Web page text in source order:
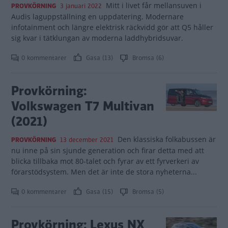
PROVKÖRNING 3 januari 2022 Mitt i livet får mellansuven i
Audis laguppställning en uppdatering. Modernare
infotainment och längre elektrisk räckvidd gör att Q5 håller
sig kvar i tätklungan av moderna laddhybridsuvar.
0 kommentarer Gasa (13) Bromsa (6)
Provkörning:
Volkswagen T7 Multivan
(2021)
PROVKÖRNING 13 december 2021 Den klassiska folkabussen är
nu inne på sin sjunde generation och firar detta med att
blicka tillbaka mot 80-talet och fyrar av ett fyrverkeri av
förarstödsystem. Men det är inte de stora nyheterna...
0 kommentarer Gasa (15) Bromsa (5)